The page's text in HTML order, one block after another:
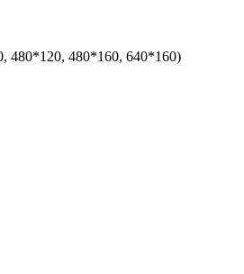
480*120, 480*160, 640*160)